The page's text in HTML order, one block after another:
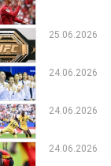
25.06.2026
24.06.2026
24.06.2026
24.06.2026